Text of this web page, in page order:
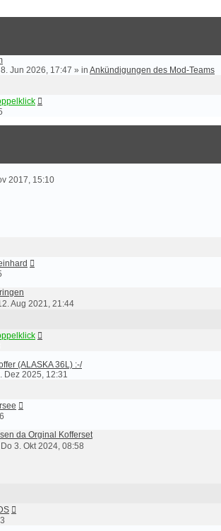
Jun 2026, 17:47 » in Ankündigungen des Mod-Teams
2017, 15:10
Aug 2021, 21:44
(ALASKA 36L) :-/
Dez 2025, 12:31
da Orginal Kofferset
Do 3. Okt 2024, 08:58